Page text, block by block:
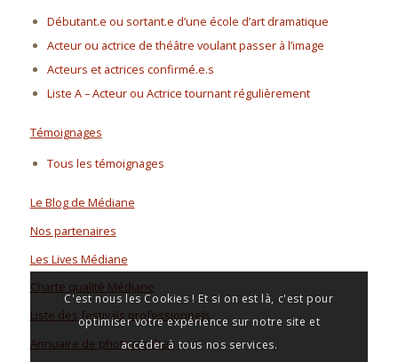
Débutant.e ou sortant.e d’une école d’art dramatique
Acteur ou actrice de théâtre voulant passer à l’image
Acteurs et actrices confirmé.e.s
Liste A – Acteur ou Actrice tournant régulièrement
Témoignages
Tous les témoignages
Le Blog de Médiane
Nos partenaires
Les Lives Médiane
Charte qualité Médiane
Liste des festivals professionnels
Annuaire de photographes
C'est nous les Cookies ! Et si on est là, c'est pour
optimiser votre expérience sur notre site et
accéder à tous nos services.